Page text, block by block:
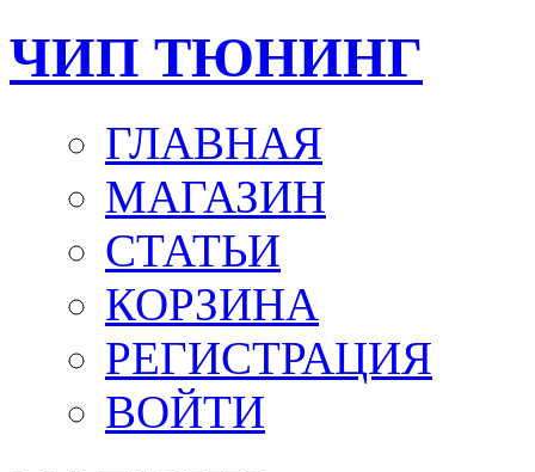
ЧИП ТЮНИНГ
ГЛАВНАЯ
МАГАЗИН
СТАТЬИ
КОРЗИНА
РЕГИСТРАЦИЯ
ВОЙТИ